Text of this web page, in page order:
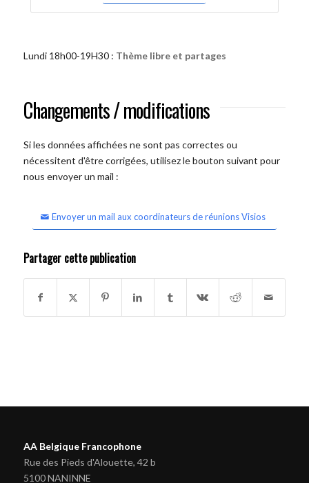
Lundi 18h00-19H30 : Thème libre et partages
Changements / modifications
Si les données affichées ne sont pas correctes ou
nécessitent d'être corrigées, utilisez le bouton suivant pour
nous envoyer un mail :
Envoyer un mail aux coordinateurs de réunions Visios
Partager cette publication
AA Belgique Francophone
Rue des Pieds d'Alouette, 42 b
5100 NANINNE